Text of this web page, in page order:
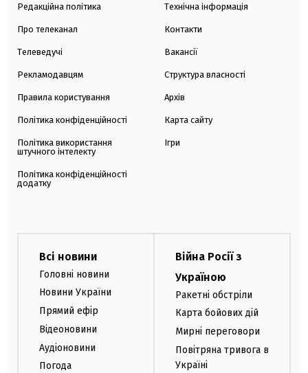
Редакційна політика
Про телеканал
Телеведучі
Рекламодавцям
Правила користування
Політика конфіденційності
Політика використання
штучного інтелекту
Політика конфіденційності
додатку
Технічна інформація
Контакти
Вакансії
Структура власності
Архів
Карта сайту
Ігри
Всі новини
Головні новини
Новини України
Прямий ефір
Відеоновини
Аудіоновини
Погода
Війна Росії з
Україною
Ракетні обстріли
Карта бойових дій
Мирні переговори
Повітряна тривога в
Україні